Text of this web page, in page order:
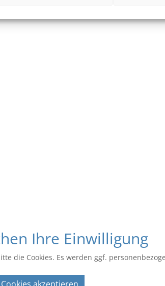
Ihre Einwilligung
die Cookies. Es werden ggf.